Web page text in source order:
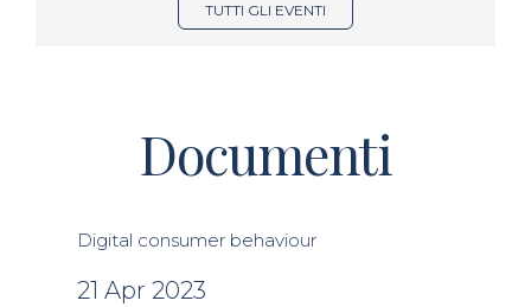
TUTTI GLI EVENTI
Documenti
Digital consumer behaviour
21 Apr 2023